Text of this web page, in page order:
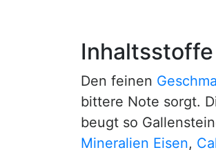
Inhaltsstoffe
Den feinen
bittere Note sorgt.
beugt so
Mineralien Eisen,